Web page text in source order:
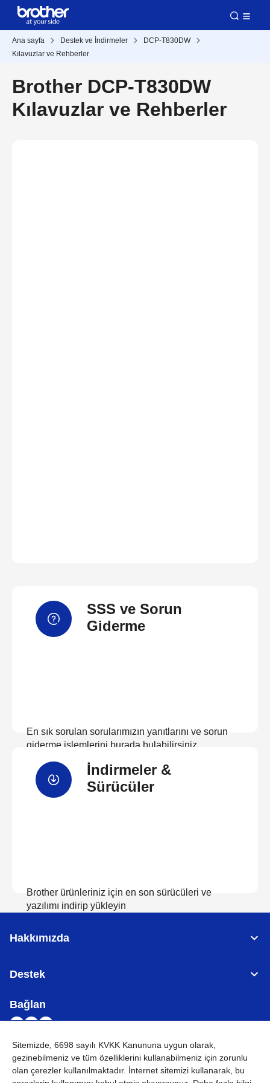
Ana sayfa Destek ve İndirmeler
DCP-T830DW
Kılavuzlar ve Rehberler
Brother DCP-T830DW
Kılavuzlar ve Rehberler
SSS ve Sorun
Giderme
En sık sorulan sorularımızın yanıtlarını ve sorun
giderme işlemlerini burada bulabilirsiniz
SSS'ları görüntüleyin
İndirmeler &
Sürücüler
Brother ürünleriniz için en son sürücüleri ve
yazılımı indirip yükleyin
Hakkımızda
Destek
Bağlan
TÜRKİYE Küresel Ağ
Sitemizde, 6698 sayılı KVKK Kanununa uygun olarak,
gezinebilmeniz ve tüm özelliklerini kullanabilmeniz için zorunlu
olan çerezler kullanılmaktadır. İnternet sitemizi kullanarak, bu